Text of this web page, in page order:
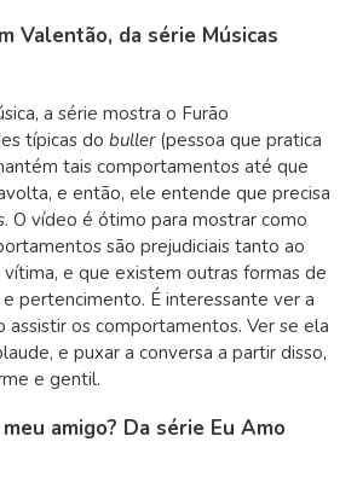
Valentão, da série Músicas
a série mostra o Furão
típicas do buller(pessoa que pratica
tais comportamentos até que
e então, ele entende que precisa
O vídeo é ótimo para mostrar como
são prejudiciais tanto ao
e que existem outras formas de
pertencimento. É interessante ver a
assistir os comportamentos. Ver se ela
e puxar a conversa a partir disso,
e gentil.
amigo? Da série Eu Amo